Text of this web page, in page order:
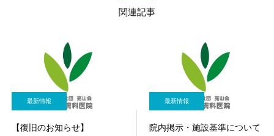
関連記事
最新情報
【復旧のお知らせ】
最新情報
院内掲示・施設基準について